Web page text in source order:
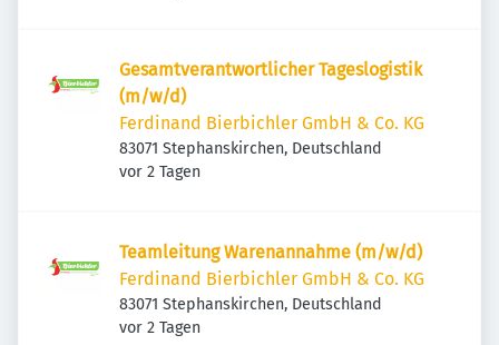
Gesamtverantwortlicher Tageslogistik
(m/w/d)
Ferdinand Bierbichler GmbH & Co. KG
83071 Stephanskirchen, Deutschland
Veröffentlicht
vor 2 Tagen
Teamleitung Warenannahme (m/w/d)
Ferdinand Bierbichler GmbH & Co. KG
83071 Stephanskirchen, Deutschland
Veröffentlicht
vor 2 Tagen